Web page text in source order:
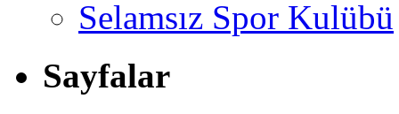
Selamsız Spor Kulübü
Sayfalar